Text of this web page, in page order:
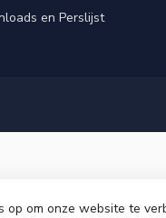
en Perslijst
op om onze website te